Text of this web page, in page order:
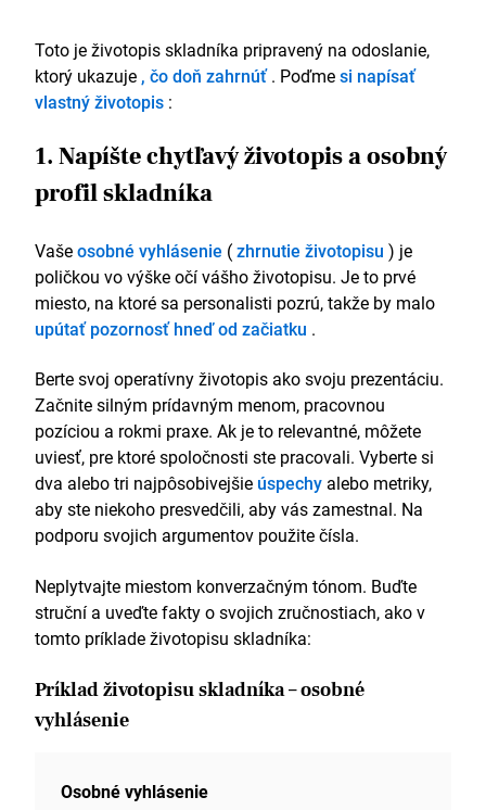
Február 2019 – súčasnosť
Denne som vychystal a zabalil viac ako 300
presnosť pre každého zákazníka.
Konzistentne prekračoval ciele pracovnej rýchlosti
o viac ako 5 %, čím optimalizoval produktivitu skladu.
priestor.
Identifikovali sme chybný tovar, čo ušetrilo
mesačne viac ako 500 libier a prispelo k nákladovej
efektívnosti.
spolupracujúci a informovaný tím.
Na efektívne riadenie objednávok a zásob som
využíval softvér Deposco.
V roku 2019 bol dvakrát vyhlásený za
Spolupracovníka mesiaca, čo odráža jeho dôsledné
odhodlanie dosahovať excelentnosť.
Skladník
Máj 2018 – február 2019
Udržiaval plynulý tok materiálu zo skladu do dielní
vysokozdvižným vozíkom.
Vykonával samostatnú údržbu a čistenie
Zručnosti
Toto je životopis skladníka pripravený na odoslanie,
ktorý ukazuje , čo doň zahrnúť. Poďmesi napísať
vlastný životopis :
1. Napíšte chytľavý životopis a osobný
profil skladníka
Vašeosobné vyhlásenie (zhrnutie životopisu ) je
poličkou vo výške očí vášho životopisu. Je to prvé
miesto, na ktoré sa personalisti pozrú, takže by malo
upútať pozornosť hneď od začiatku .
Berte svoj operatívny životopis ako svoju prezentáciu.
Začnite silným prídavným menom, pracovnou
pozíciou a rokmi praxe. Ak je to relevantné, môžete
uviesť, pre ktoré spoločnosti ste pracovali. Vyberte si
dva alebo tri najpôsobivejšie úspechy alebo metriky,
aby ste niekoho presvedčili, aby vás zamestnal. Na
podporu svojich argumentov použite čísla.
Neplytvajte miestom konverzačným tónom. Buďte
struční a uveďte fakty o svojich zručnostiach, ako v
tomto príklade životopisu skladníka:
Príklad životopisu skladníka – osobné
vyhlásenie
Osobné vyhlásenie